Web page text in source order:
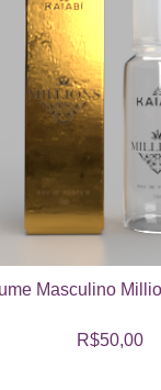
Masculino
R$50,00